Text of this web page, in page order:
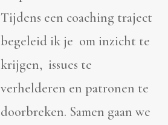
Tijdens een coaching traject
begeleid ik je om inzicht te
krijgen, issues te
verhelderen en patronen te
doorbreken. Samen gaan we